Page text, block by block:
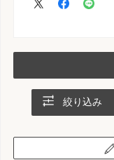
絞り込み